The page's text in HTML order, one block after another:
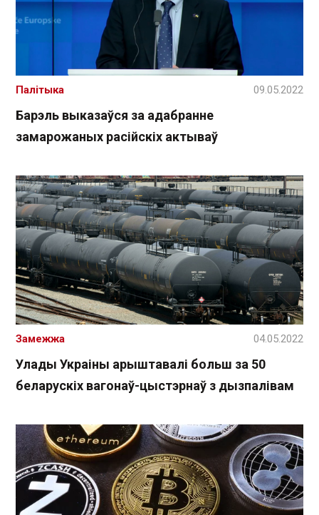
Барэль выказаўся за адабранне
замарожаных расійскіх актываў
Палітыка 09.05.2022
Улады Украіны арыштавалі больш за 50
беларускіх вагонаў-цыстэрнаў з дызпалівам
Замежжа 04.05.2022